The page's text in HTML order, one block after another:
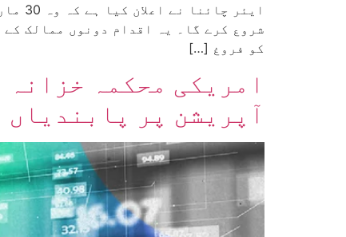
شروع کرے گا۔ یہ اقدام دونوں ممالک
کو فروغ […]
آپریشن پر پابندیاں